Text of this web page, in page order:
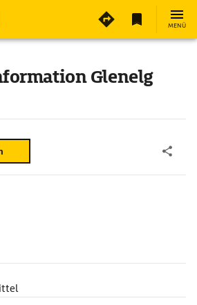
MENÜ
Glenelg